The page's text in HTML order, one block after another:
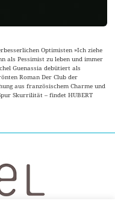
Optimisten »Ich ziehe
als Pessimist zu leben und immer
Guenassia debütiert als
Roman Der Club der
aus französischem Charme und
Skurrilität – findet HUBERT